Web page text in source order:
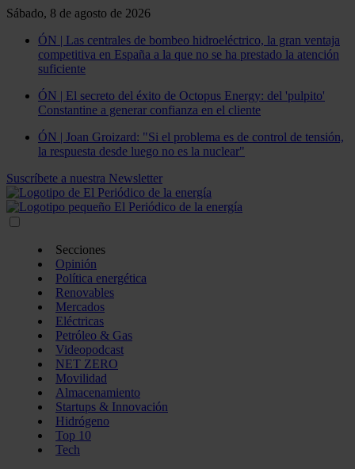
Sábado, 8 de agosto de 2026
ÓN | Las centrales de bombeo hidroeléctrico, la gran ventaja
competitiva en España a la que no se ha prestado la atención
suficiente
ÓN | El secreto del éxito de Octopus Energy: del 'pulpito'
Constantine a generar confianza en el cliente
ÓN | Joan Groizard: "Si el problema es de control de tensión,
la respuesta desde luego no es la nuclear"
Suscríbete a nuestra Newsletter
Secciones
Opinión
Política energética
Renovables
Mercados
Eléctricas
Petróleo & Gas
Videopodcast
NET ZERO
Movilidad
Almacenamiento
Startups & Innovación
Hidrógeno
Top 10
Tech